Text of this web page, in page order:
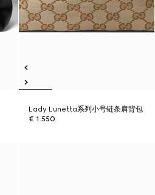
Lady Lunetta系列小号链条肩背包
€ 1.550